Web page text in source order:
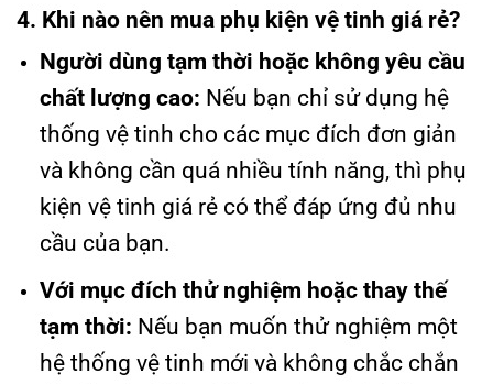
4. Khi nào nên mua phụ kiện vệ tinh giá rẻ?
Người dùng tạm thời hoặc không yêu cầu
chất lượng cao: Nếu bạn chỉ sử dụng hệ
thống vệ tinh cho các mục đích đơn giản
và không cần quá nhiều tính năng, thì phụ
kiện vệ tinh giá rẻ có thể đáp ứng đủ nhu
cầu của bạn.
Với mục đích thử nghiệm hoặc thay thế
tạm thời: Nếu bạn muốn thử nghiệm một
hệ thống vệ tinh mới và không chắc chắn